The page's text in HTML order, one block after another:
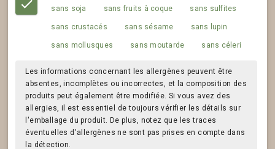
sans soja sans fruits à coque sans sulfites
sans crustacés sans sésame sans lupin
sans mollusques sans moutarde sans céleri
Les informations concernant les allergènes peuvent être
absentes, incomplètes ou incorrectes, et la composition des
produits peut également être modifiée. Si vous avez des
allergies, il est essentiel de toujours vérifier les détails sur
l'emballage du produit. De plus, notez que les traces
éventuelles d'allergènes ne sont pas prises en compte dans
la détection.